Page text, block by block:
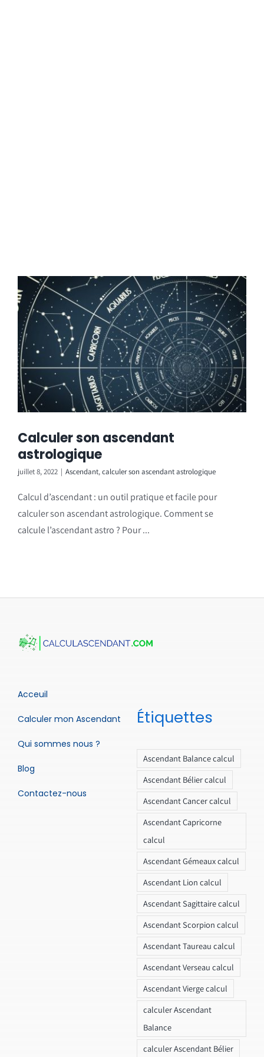
Calculer son ascendant
astrologique
juillet 8, 2022 | Ascendant,calculer son ascendant astrologique
Calcul d’ascendant : un outil pratique et facile pour
calculer son ascendant astrologique. Comment se
calcule l’ascendant astro ? Pour ...
Acceuil
Calculer mon Ascendant
Qui sommes nous ?
Blog
Contactez-nous
Étiquettes
Ascendant Balance calcul
Ascendant Bélier calcul
Ascendant Cancer calcul
Ascendant Capricorne
calcul
Ascendant Gémeaux calcul
Ascendant Lion calcul
Ascendant Sagittaire calcul
Ascendant Scorpion calcul
Ascendant Taureau calcul
Ascendant Verseau calcul
Ascendant Vierge calcul
calculer Ascendant
Balance
calculer Ascendant Bélier